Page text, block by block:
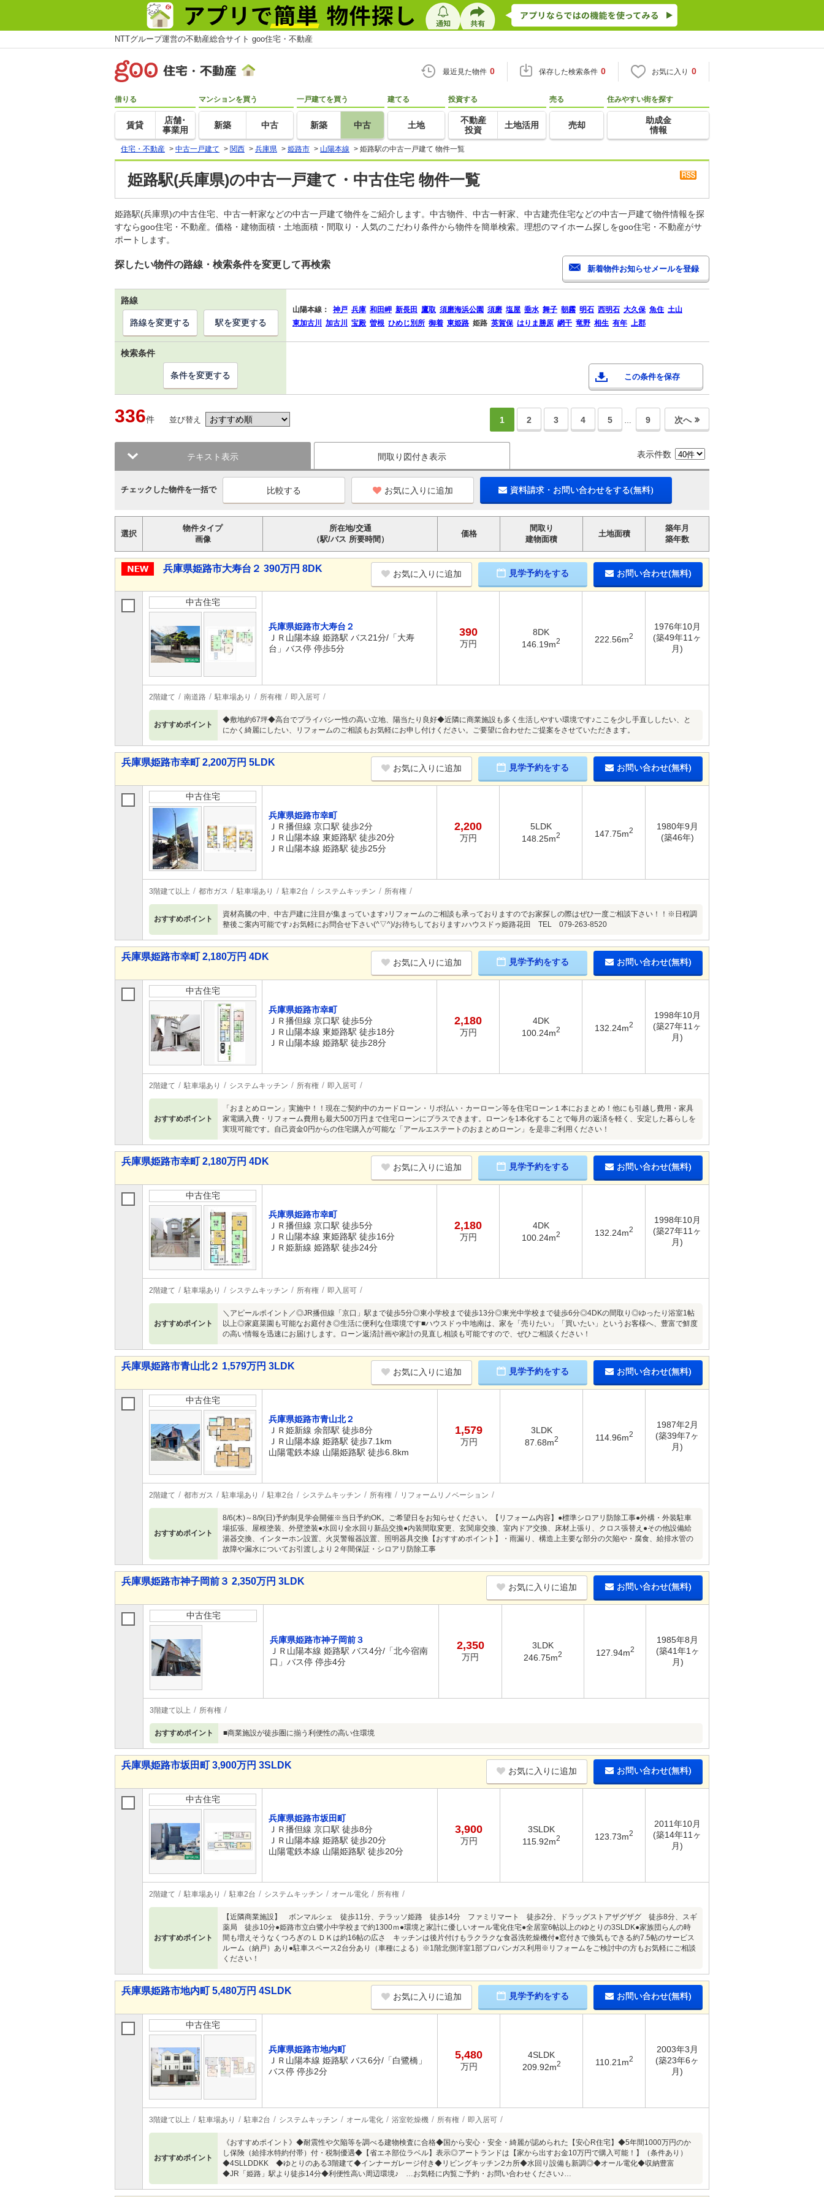
NTTグループ運営の不動産総合サイト goo住宅・不動産
最近見た物件 0 保存した検索条件 0 お気に入り 0
借りる
賃貸
店舗･
事業用
マンションを買う
新築 中古
一戸建てを買う
新築 中古
建てる
土地
投資する
不動産
投資
土地活用
売る
売却
住みやすい街を探す
助成金
情報
住宅・不動産 > 中古一戸建て > 関西 > 兵庫県 > 姫路市 > 山陽本線 > 姫路駅の中古一戸建て 物件一覧
姫路駅(兵庫県)の中古一戸建て・中古住宅 物件一覧
姫路駅(兵庫県)の中古住宅、中古一軒家などの中古一戸建て物件をご紹介します。中古物件、中古一軒家、中古建売住宅などの中古一戸建て物件情報を探
すならgoo住宅・不動産。価格・建物面積・土地面積・間取り・人気のこだわり条件から物件を簡単検索。理想のマイホーム探しをgoo住宅・不動産がサ
ポートします。
探したい物件の路線・検索条件を変更して再検索
路線
山陽本線： 神戸 兵庫 和田岬 新長田 鷹取 須磨海浜公園 須磨 塩屋 垂水 舞子 朝霧 明石 西明石 大久保 魚住 土山
東加古川
加古川 宝殿 曽根 ひめじ別所 御着 東姫路 姫路 英賀保 はりま勝原 網干 竜野 相生 有年 上郡
路線を変更する 駅を変更する
検索条件
この条件を保存
条件を変更する
336件 並び替え 1 2 3 4 5 … 9 次へ
テキスト表示 間取り図付き表示 表示件数
チェックした物件を一括で お気に入りに追加 資料請求・お問い合わせをする(無料)
選択
物件タイプ
画像
所在地/交通
（駅/バス 所要時間）
価格
間取り
建物面積
土地面積
築年月
築年数
兵庫県姫路市大寿台２ 390万円 8DK お気に入りに追加 見学予約をする お問い合わせ(無料)
中古住宅
兵庫県姫路市大寿台２
ＪＲ山陽本線 姫路駅 バス21分/「大寿
台」バス停 停歩5分
390
万円
8DK
146.19m2 222.56m2
1976年10月
(築49年11ヶ
月)
2階建て 南道路 駐車場あり 所有権 即入居可
おすすめポイント
◆敷地約67坪◆高台でプライバシー性の高い立地、陽当たり良好◆近隣に商業施設も多く生活しやすい環境です♪ここを少し手直ししたい、と
にかく綺麗にしたい、リフォームのご相談もお気軽にお申し付けください。ご要望に合わせたご提案をさせていただきます。
兵庫県姫路市幸町 2,200万円 5LDK
お気に入りに追加 見学予約をする お問い合わせ(無料)
中古住宅
兵庫県姫路市幸町
ＪＲ播但線 京口駅 徒歩2分
ＪＲ山陽本線 東姫路駅 徒歩20分
ＪＲ山陽本線 姫路駅 徒歩25分
2,200
万円
5LDK
148.25m2 147.75m2
1980年9月
(築46年)
3階建て以上 都市ガス 駐車場あり 駐車2台 システムキッチン 所有権
おすすめポイント
資材高騰の中、中古戸建に注目が集まっています♪リフォームのご相談も承っておりますのでお家探しの際はぜひ一度ご相談下さい！！※日程調
整後ご案内可能です♪お気軽にお問合せ下さい(^▽^)/お待ちしております♪ハウスドゥ姫路花田 TEL 079-263-8520
兵庫県姫路市幸町 2,180万円 4DK
お気に入りに追加 見学予約をする お問い合わせ(無料)
中古住宅
兵庫県姫路市幸町
ＪＲ播但線 京口駅 徒歩5分
ＪＲ山陽本線 東姫路駅 徒歩18分
ＪＲ山陽本線 姫路駅 徒歩28分
2,180
万円
4DK
100.24m2 132.24m2
1998年10月
(築27年11ヶ
月)
2階建て 駐車場あり システムキッチン 所有権 即入居可
おすすめポイント
「おまとめローン」実施中！！現在ご契約中のカードローン・リボ払い・カーローン等を住宅ローン１本におまとめ！他にも引越し費用・家具
家電購入費・リフォーム費用も最大500万円まで住宅ローンにプラスできます。ローンを1本化することで毎月の返済を軽く、安定した暮らしを
実現可能です。自己資金0円からの住宅購入が可能な「アールエステートのおまとめローン」を是非ご利用ください！
兵庫県姫路市幸町 2,180万円 4DK
お気に入りに追加 見学予約をする お問い合わせ(無料)
中古住宅
兵庫県姫路市幸町
ＪＲ播但線 京口駅 徒歩5分
ＪＲ山陽本線 東姫路駅 徒歩16分
ＪＲ姫新線 姫路駅 徒歩24分
2,180
万円
4DK
100.24m2 132.24m2
1998年10月
(築27年11ヶ
月)
2階建て 駐車場あり システムキッチン 所有権 即入居可
おすすめポイント
＼アピールポイント／◎JR播但線「京口」駅まで徒歩5分◎東小学校まで徒歩13分◎東光中学校まで徒歩6分◎4DKの間取り◎ゆったり浴室1帖
以上◎家庭菜園も可能なお庭付き◎生活に便利な住環境です■ハウスドゥ中地南は、家を「売りたい」「買いたい」というお客様へ、豊富で鮮度
の高い情報を迅速にお届けします。ローン返済計画や家計の見直し相談も可能ですので、ぜひご相談ください！
兵庫県姫路市青山北２ 1,579万円 3LDK
お気に入りに追加 見学予約をする お問い合わせ(無料)
中古住宅
兵庫県姫路市青山北２
ＪＲ姫新線 余部駅 徒歩8分
ＪＲ山陽本線 姫路駅 徒歩7.1km
山陽電鉄本線 山陽姫路駅 徒歩6.8km
1,579
万円
3LDK
87.68m2 114.96m2
1987年2月
(築39年7ヶ
月)
2階建て 都市ガス 駐車場あり 駐車2台 システムキッチン 所有権 リフォームリノベーション
おすすめポイント
8/6(木)～8/9(日)予約制見学会開催※当日予約OK。ご希望日をお知らせください。【リフォーム内容】●標準シロアリ防除工事●外構・外装駐車
場拡張、屋根塗装、外壁塗装●水回り全水回り新品交換●内装間取変更、玄関扉交換、室内ドア交換、床材上張り、クロス張替え●その他設備給
湯器交換、インターホン設置、火災警報器設置、照明器具交換【おすすめポイント】・雨漏り、構造上主要な部分の欠陥や・腐食、給排水管の
故障や漏水についてお引渡しより２年間保証・シロアリ防除工事
兵庫県姫路市神子岡前３ 2,350万円 3LDK
お気に入りに追加 お問い合わせ(無料)
中古住宅
兵庫県姫路市神子岡前３
ＪＲ山陽本線 姫路駅 バス4分/「北今宿南
口」バス停 停歩4分
2,350
万円
3LDK
246.75m2 127.94m2
1985年8月
(築41年1ヶ
月)
3階建て以上 所有権
おすすめポイント ■商業施設が徒歩圏に揃う利便性の高い住環境
兵庫県姫路市坂田町 3,900万円 3SLDK
お気に入りに追加 お問い合わせ(無料)
中古住宅
兵庫県姫路市坂田町
ＪＲ播但線 京口駅 徒歩8分
ＪＲ山陽本線 姫路駅 徒歩20分
山陽電鉄本線 山陽姫路駅 徒歩20分
3,900
万円
3SLDK
115.92m2 123.73m2
2011年10月
(築14年11ヶ
月)
2階建て 駐車場あり 駐車2台 システムキッチン オール電化 所有権
おすすめポイント
【近隣商業施設】 ボンマルシェ 徒歩11分、テラッソ姫路 徒歩14分 ファミリマート 徒歩2分、ドラッグストアザグザグ 徒歩8分、スギ
薬局 徒歩10分●姫路市立白鷺小中学校まで約1300ｍ●環境と家計に優しいオール電化住宅●全居室6帖以上のゆとりの3SLDK●家族団らんの時
間も増えそうなくつろぎのＬＤＫは約16帖の広さ キッチンは後片付けもラクラクな食器洗乾燥機付●窓付きで換気もできる約7.5帖のサービス
ルーム（納戸）あり●駐車スペース2台分あり（車種による）※1階北側洋室1部プロパンガス利用※リフォームをご検討中の方もお気軽にご相談
ください！
兵庫県姫路市地内町 5,480万円 4SLDK
お気に入りに追加 見学予約をする お問い合わせ(無料)
中古住宅
兵庫県姫路市地内町
ＪＲ山陽本線 姫路駅 バス6分/「白鷺橋」
バス停 停歩2分
5,480
万円
4SLDK
209.92m2 110.21m2
2003年3月
(築23年6ヶ
月)
3階建て以上 駐車場あり 駐車2台 システムキッチン オール電化 浴室乾燥機 所有権 即入居可
おすすめポイント
《おすすめポイント》◆耐震性や欠陥等を調べる建物検査に合格◆国から安心・安全・綺麗が認められた【安心R住宅】◆5年間1000万円のか
し保険（給排水特約付帯）付・税制優遇◆【省エネ部位ラベル】表示◎アートランドは【家から出すお金10万円で購入可能！】（条件あり）
◆4SLLDDKK ◆ゆとりのある3階建て◆インナーガレージ付き◆リビングキッチン2カ所◆水回り設備も新調◎◆オール電化◆収納豊富
◆JR「姫路」駅より徒歩14分◆利便性高い周辺環境♪ …お気軽に内覧ご予約・お問い合わせください♪…